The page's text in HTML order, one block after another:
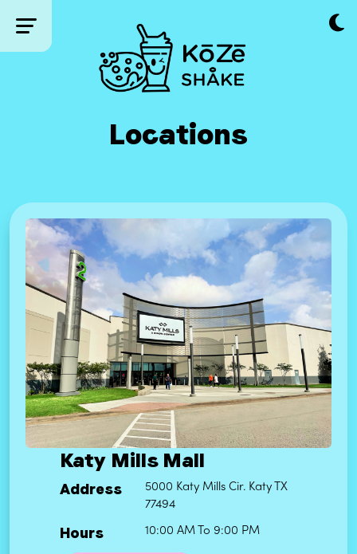
Terms And ConditionsPrivacy Policy
Locations
Katy Mills Mall
Address
5000 Katy Mills Cir. Katy TX
77494
Hours 10:00 AM To 9:00 PM